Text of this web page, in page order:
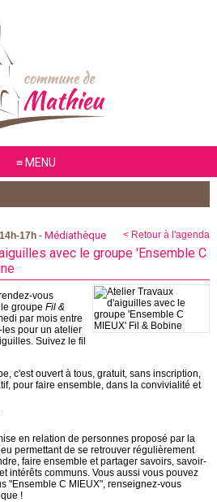
MENU
< Retour à l'agenda
17h- Médiathèque
avec le groupe 'Ensemble C
vous
groupe Fil &
par mois entre
pour un atelier
Suivez le fil
c'est ouvert à tous, gratuit, sans inscription,
pour faire ensemble, dans la convivialité et
en relation de personnes proposé par la
permettant de se retrouver régulièrement
faire ensemble et partager savoirs, savoir-
intérêts communs. Vous aussi vous pouvez
"Ensemble C MIEUX", renseignez-vous
!